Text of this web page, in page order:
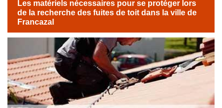
Les matériels nécessaires pour se protéger lors
de la recherche des fuites de toit dans la ville de
Francazal